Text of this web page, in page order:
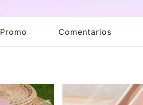
Promo Comentarios